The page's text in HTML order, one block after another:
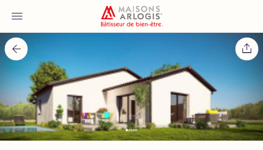
Accueil
Nos maisons
Nos annonces